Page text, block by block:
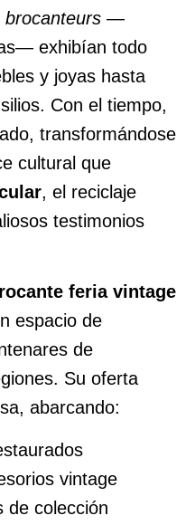
brocanteurs —
exhibían todo
y joyas hasta
Con el tiempo,
transformándose
cultural que
, el reciclaje
testimonios
feria vintage
espacio de
de
Su oferta
abarcando:
vintage
de colección